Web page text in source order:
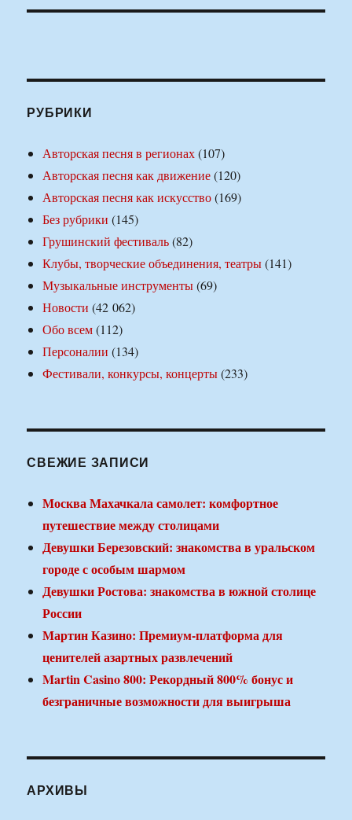
РУБРИКИ
Авторская песня в регионах(107)
Авторская песня как движение(120)
Авторская песня как искусство(169)
Без рубрики (145)
Грушинский фестиваль(82)
Клубы, творческие объединения, театры(141)
Музыкальные инструменты(69)
Новости (42 062)
Обо всем(112)
Персоналии (134)
Фестивали, конкурсы, концерты(233)
СВЕЖИЕ ЗАПИСИ
Москва Махачкала самолет: комфортное
путешествие между столицами
Девушки Березовский: знакомства в уральском
городе с особым шармом
Девушки Ростова: знакомства в южной столице
России
Мартин Казино: Премиум-платформа для
ценителей азартных развлечений
Martin Casino 800: Рекордный 800% бонус и
безграничные возможности для выигрыша
АРХИВЫ